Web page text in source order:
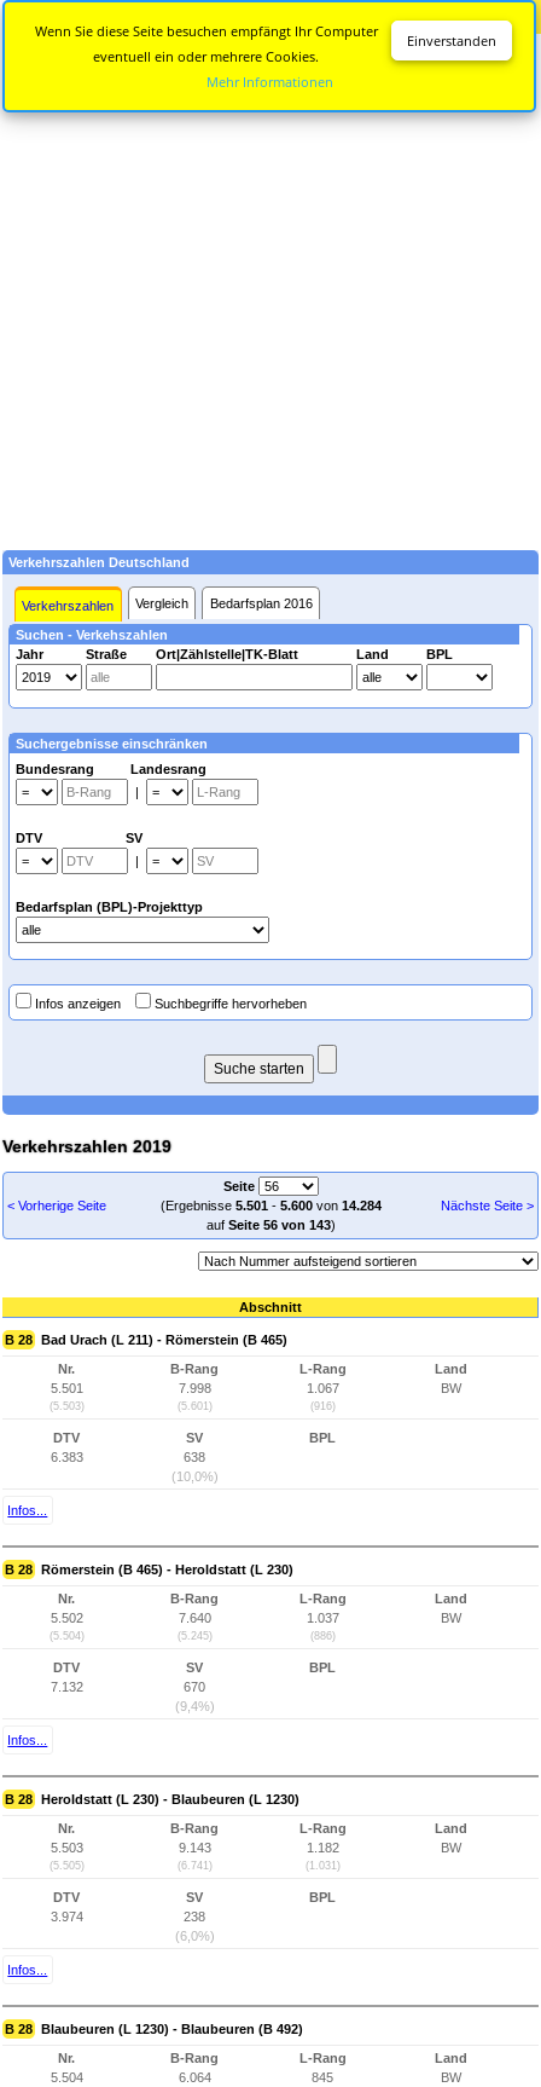
Verkehrszahlen Deutschland
Verkehrszahlen Vergleich Bedarfsplan 2016
Suchen - Verkehszahlen
Jahr
Straße Ort|Zählstelle|TK-Blatt Land BPL
Suchergebnisse einschränken
Bundesrang Landesrang
|
DTV SV
|
Bedarfsplan (BPL)-Projekttyp
Infos anzeigen Suchbegriffe hervorheben
Verkehrszahlen 2019
< Vorherige Seite
Seite
(Ergebnisse 5.501- 5.600von 14.284
auf Seite 56 von 143)
Nächste Seite >
Abschnitt
B 28 Bad Urach (L 211) - Römerstein (B 465)
Nr.
5.501
(5.503)
B-Rang
7.998
(5.601)
L-Rang
1.067
(916)
Land
BW
DTV
6.383
SV
638
(10,0%)
BPL
Infos...
B 28 Römerstein (B 465) - Heroldstatt (L 230)
Nr.
5.502
(5.504)
B-Rang
7.640
(5.245)
L-Rang
1.037
(886)
Land
BW
DTV
7.132
SV
670
(9,4%)
BPL
Infos...
B 28 Heroldstatt (L 230) - Blaubeuren (L 1230)
Nr.
5.503
(5.505)
B-Rang
9.143
(6.741)
L-Rang
1.182
(1.031)
Land
BW
DTV
3.974
SV
238
(6,0%)
BPL
Infos...
B 28 Blaubeuren (L 1230) - Blaubeuren (B 492)
Nr.
5.504
B-Rang
6.064
L-Rang
845
Land
BW
Einverstanden
Wenn Sie diese Seite besuchen empfängt Ihr Computer
eventuell ein oder mehrere Cookies.
Mehr Informationen